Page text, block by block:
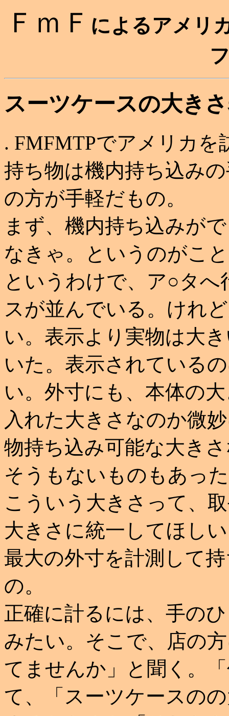
ＦｍＦ によるアメリ
スーツケースの大き
. FMFMTPでアメリカ
持ち物は機内持ち込み
の方が手軽だもの。
まず、機内持ち込みが
なきゃ。というのがこ
というわけで、ア○タ
スが並んでいる。けれ
い。表示より実物は大
いた。表示されている
い。外寸にも、本体の
入れた大きさなのか微
物持ち込み可能な大き
そうもないものもあっ
こういう大きさって、
大きさに統一してほし
最大の外寸を計測して
の。
正確に計るには、手の
みたい。そこで、店の
てませんか」と聞く。
て、「スーツケースの